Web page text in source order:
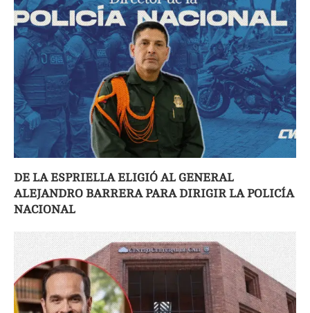
DE LA ESPRIELLA ELIGIÓ AL GENERAL
ALEJANDRO BARRERA PARA DIRIGIR LA POLICÍA
NACIONAL